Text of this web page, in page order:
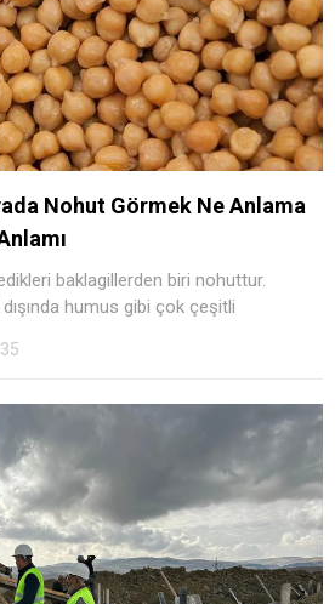
Nohut Görmek Ne Anlama
baklagillerden biri nohuttur.
humus gibi çok çeşitli